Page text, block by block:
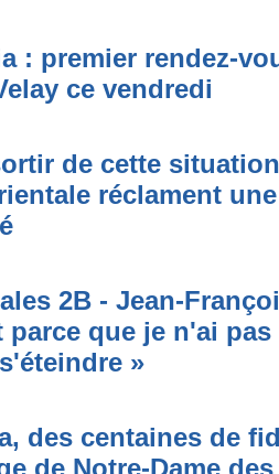
: premier rendez-
ce vendredi
de cette
réclament
2B - Jean-
parce que je n'ai
»
des centaines de
de Notre-Dame